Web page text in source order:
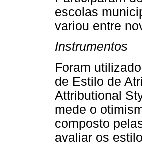
escolas
variou entre
Instrumentos
Foram
de Estilo de
Attributional
mede o
composto
avaliar os